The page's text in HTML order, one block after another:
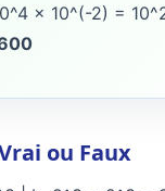
x 10^(-2) =
ou Faux